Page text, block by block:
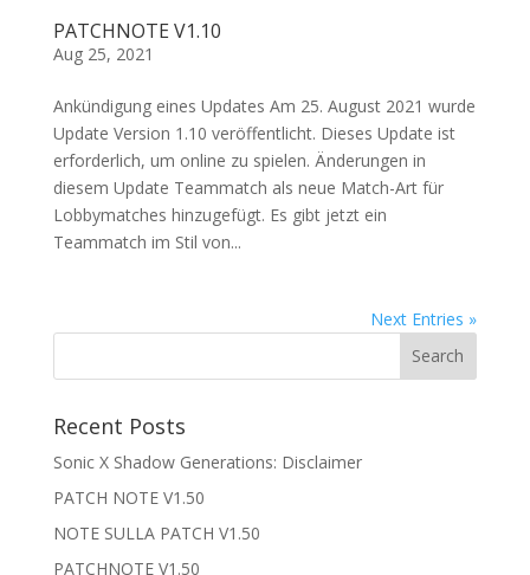
PATCHNOTE V1.10
Aug 25, 2021
Ankündigung eines Updates Am 25. August 2021 wurde
Update Version 1.10 veröffentlicht. Dieses Update ist
erforderlich, um online zu spielen. Änderungen in
diesem Update Teammatch als neue Match-Art für
Lobbymatches hinzugefügt. Es gibt jetzt ein
Teammatch im Stil von...
Next Entries »
Recent Posts
Sonic X Shadow Generations: Disclaimer
PATCH NOTE V1.50
NOTE SULLA PATCH V1.50
PATCHNOTE V1.50